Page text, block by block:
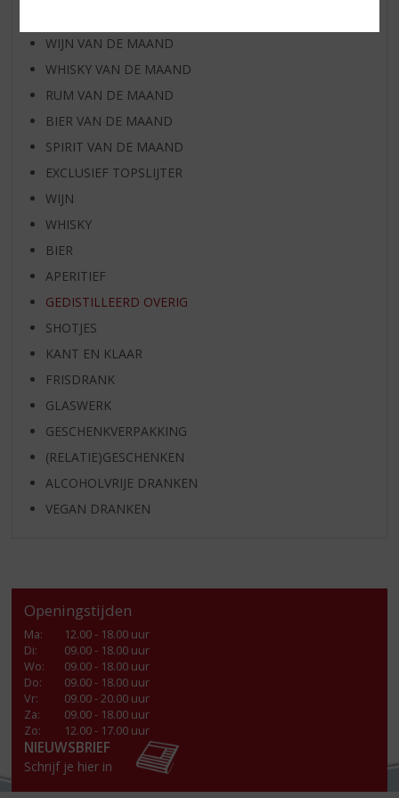
WIJN VAN DE MAAND
WHISKY VAN DE MAAND
RUM VAN DE MAAND
BIER VAN DE MAAND
SPIRIT VAN DE MAAND
EXCLUSIEF TOPSLIJTER
WIJN
WHISKY
BIER
APERITIEF
GEDISTILLEERD OVERIG
SHOTJES
KANT EN KLAAR
FRISDRANK
GLASWERK
GESCHENKVERPAKKING
(RELATIE)GESCHENKEN
ALCOHOLVRIJE DRANKEN
VEGAN DRANKEN
Openingstijden
Ma:
12.00 - 18.00 uur
Di:
09.00 - 18.00 uur
Wo:
09.00 - 18.00 uur
Do:
09.00 - 18.00 uur
Vr:
09.00 - 20.00 uur
Za:
09.00 - 18.00 uur
Zo:
12.00 - 17.00 uur
NIEUWSBRIEF
Schrijf je hier in